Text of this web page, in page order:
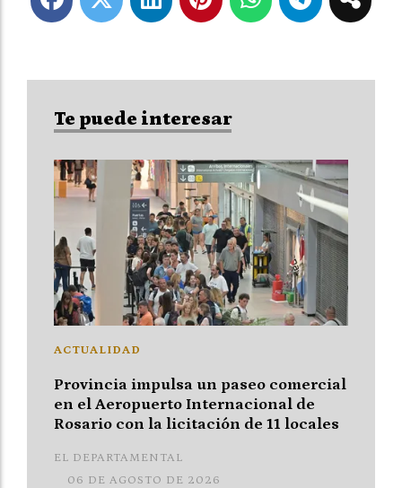
Te puede interesar
Provincia impulsa un paseo comercial
en el Aeropuerto Internacional de
Rosario con la licitación de 11 locales
EL DEPARTAMENTAL
ACTUALIDAD
06 DE AGOSTO DE 2026